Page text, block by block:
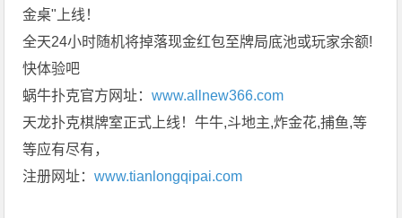
金桌"上线！
全天24小时随机将掉落现金红包至牌局底池或玩家余额!
快体验吧
蜗牛扑克官方网址：www.allnew366.com
天龙扑克棋牌室正式上线！牛牛,斗地主,炸金花,捕鱼,等
等应有尽有，
注册网址：www.tianlongqipai.com